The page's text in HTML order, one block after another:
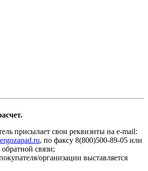
присылает свои реквизиты на e-mail:
, по факсу 8(800)500-89-05 или
связи;
организации выставляется